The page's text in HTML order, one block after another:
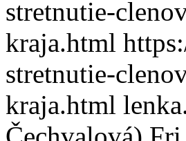
stretnutie-
kraja.html
stretnutie-
kraja.html